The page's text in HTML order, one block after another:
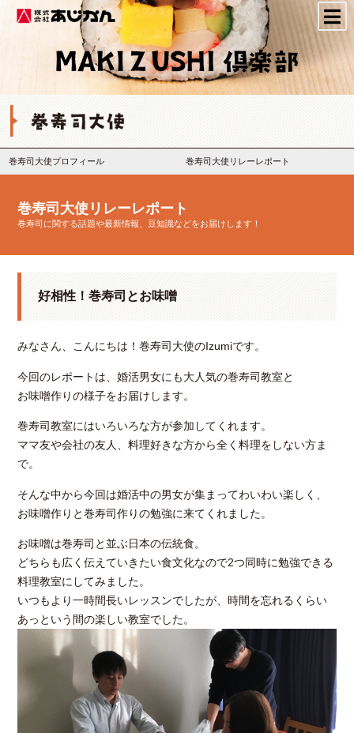
株式会社あじかん
巻寿司大使プロフィール 巻寿司大使リレーレポート
巻寿司大使リレーレポート
巻寿司に関する話題や最新情報、豆知識などをお届けします！
好相性！巻寿司とお味噌
みなさん、こんにちは！巻寿司大使のIzumiです。
今回のレポートは、婚活男女にも大人気の巻寿司教室と
お味噌作りの様子をお届けします。
巻寿司教室にはいろいろな方が参加してくれます。
ママ友や会社の友人、料理好きな方から全く料理をしない方ま
で。
そんな中から今回は婚活中の男女が集まってわいわい楽しく、
お味噌作りと巻寿司作りの勉強に来てくれました。
お味噌は巻寿司と並ぶ日本の伝統食。
どちらも広く伝えていきたい食文化なので2つ同時に勉強できる
料理教室にしてみました。
いつもより一時間長いレッスンでしたが、時間を忘れるくらい
あっという間の楽しい教室でした。